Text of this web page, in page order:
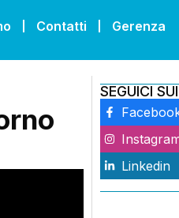
Contatti Gerenza
SEGUICI
Linkedin